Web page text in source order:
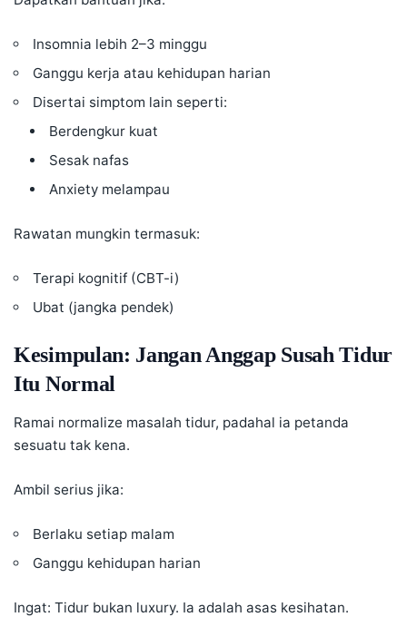
Insomnia lebih 2–3 minggu
Ganggu kerja atau kehidupan harian
Disertai simptom lain seperti:
Berdengkur kuat
Sesak nafas
Anxiety melampau
Rawatan mungkin termasuk:
Terapi kognitif (CBT-i)
Ubat (jangka pendek)
Kesimpulan: Jangan Anggap Susah Tidur
Itu Normal
Ramai normalize masalah tidur, padahal ia petanda
sesuatu tak kena.
Ambil serius jika:
Berlaku setiap malam
Ganggu kehidupan harian
Ingat: Tidur bukan luxury. Ia adalah asas kesihatan.